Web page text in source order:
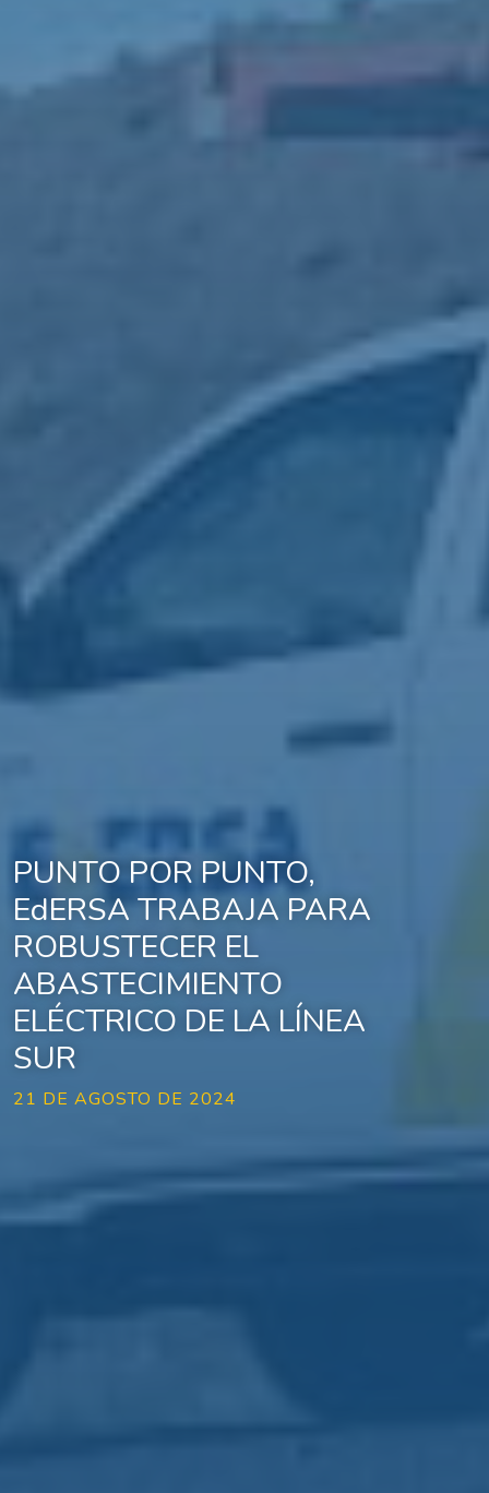
PUNTO POR PUNTO,
EdERSA TRABAJA PARA
ROBUSTECER EL
ABASTECIMIENTO
ELÉCTRICO DE LA LÍNEA
SUR
21 DE AGOSTO DE 2024